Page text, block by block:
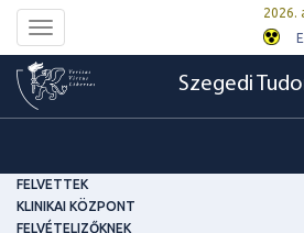
Toggle
navigation
2026.
Szegedi
FELVETTEK
KLINIKAI KÖZPONT
FELVÉTELIZŐKNEK